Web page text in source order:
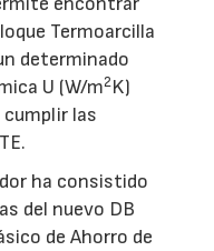
Termoarcilla
determinado
U (W/m2K)
cumplir las
ha consistido
del nuevo DB
de Ahorro de